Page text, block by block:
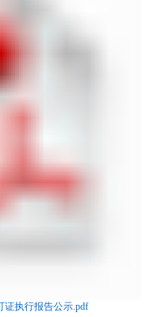
证执行报告公示.pdf